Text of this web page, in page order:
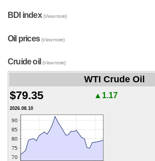
BDI index(View more)
Oil prices(View more)
Cruide oil(View more)
WTI Crude Oil
$79.35 ▲1.17
2026.08.10